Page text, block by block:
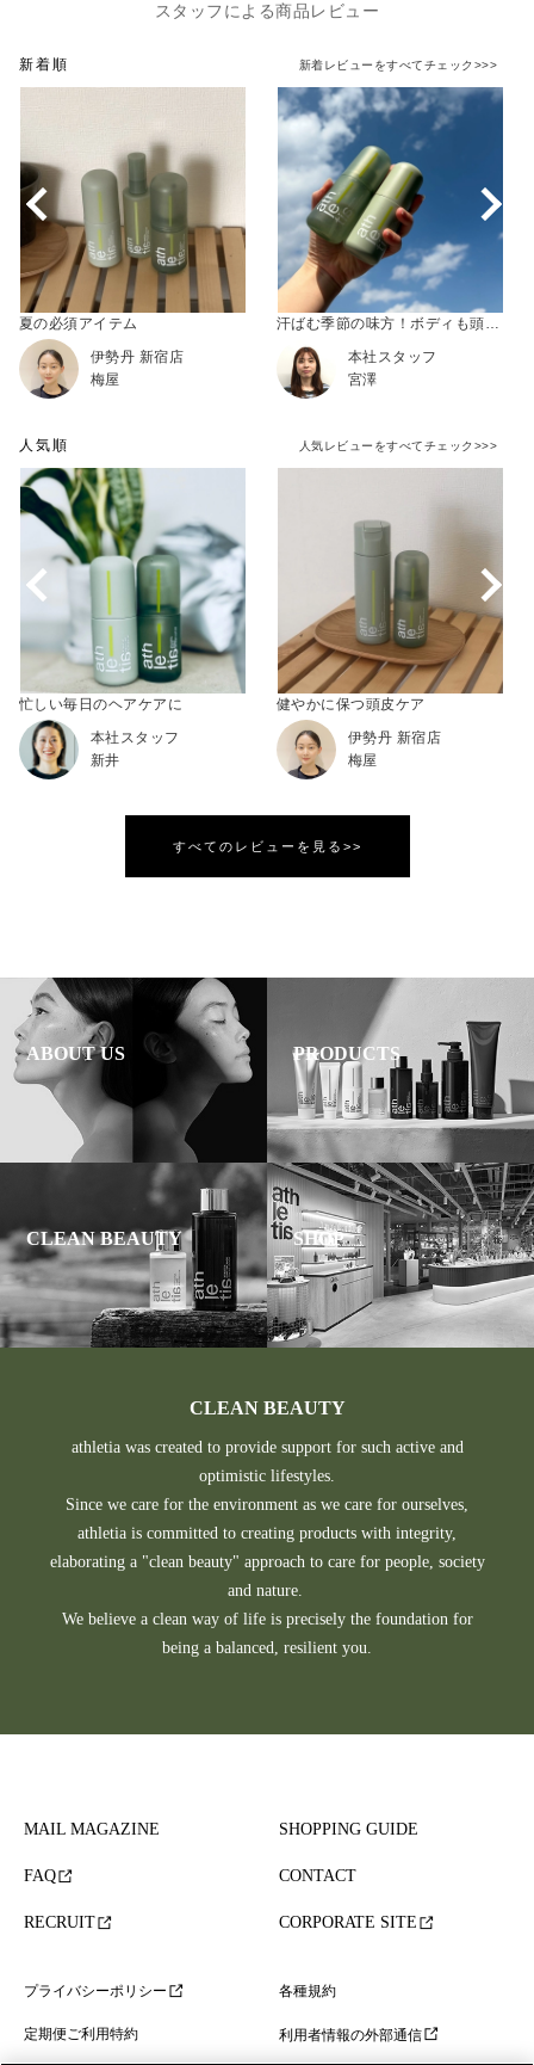
スタッフによる商品レビュー
新着順 新着レビューをすべてチェック>>>
夏の必須アイテム
伊勢丹 新宿店
梅屋
汗ばむ季節の味方！ボディも頭皮も“ひと吹き”リフレッシュ
本社スタッフ
宮澤
人気順 人気レビューをすべてチェック>>>
忙しい毎日のヘアケアに
本社スタッフ
新井
健やかに保つ頭皮ケア
伊勢丹 新宿店
梅屋
すべてのレビューを見る>>
ABOUT US PRODUCTS
CLEAN BEAUTY SHOP
CLEAN BEAUTY
athletia was created to provide support for such active and
optimistic lifestyles.
Since we care for the environment as we care for ourselves,
athletia is committed to creating products with integrity,
elaborating a "clean beauty" approach to care for people, society
and nature.
We believe a clean way of life is precisely the foundation for
being a balanced, resilient you.
MAIL MAGAZINE SHOPPING GUIDE
FAQ CONTACT
RECRUIT CORPORATE SITE
プライバシーポリシー 各種規約
定期便ご利用特約 利用者情報の外部通信